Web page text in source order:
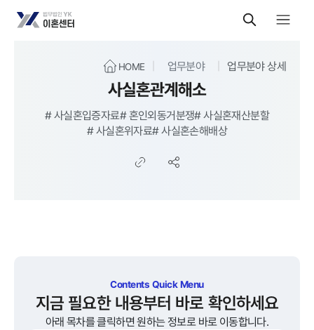
HOME 업무분야 업무분야 상세
사실혼관계해소
#사실혼입증자료#혼인외동거분쟁#사실혼재산분할
#사실혼위자료#사실혼손해배상
Contents Quick Menu
지금 필요한 내용부터 바로 확인하세요
아래 목차를 클릭하면 원하는 정보로 바로 이동합니다.